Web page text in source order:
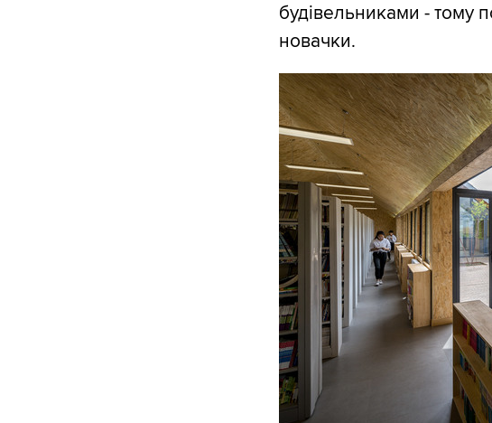
будівельниками - тому
новачки.